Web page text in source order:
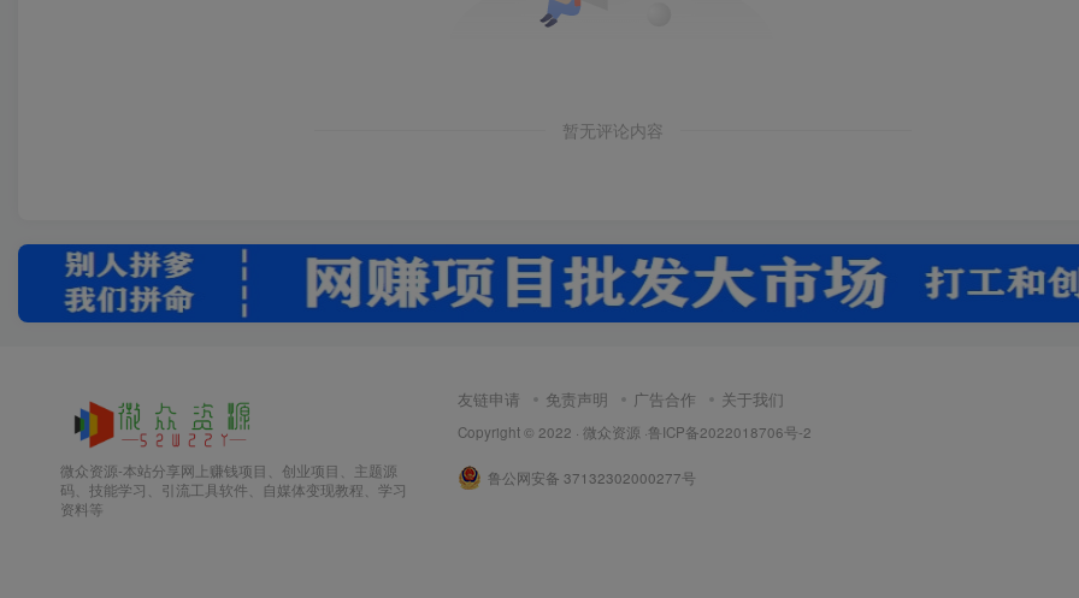
暂无评论内容
微众资源-本站分享网上赚钱项目、创业项目、主题源
码、技能学习、引流工具软件、自媒体变现教程、学习
资料等
友链申请 免责声明 广告合作 关于我们
Copyright © 2022 · 微众资源 ·鲁ICP备2022018706号-2
鲁公网安备 37132302000277号